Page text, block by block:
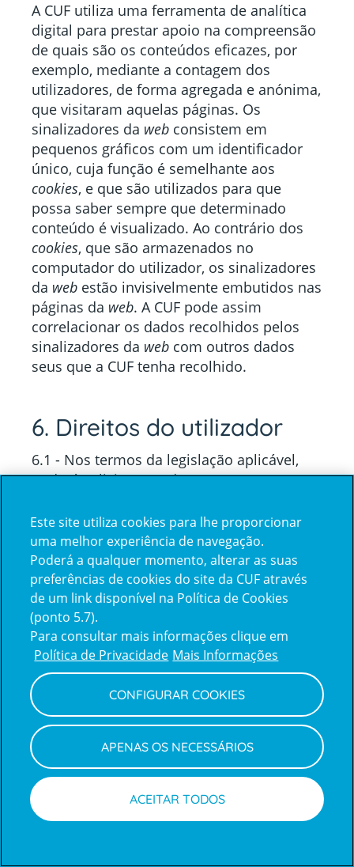
A CUF utiliza uma ferramenta de analítica
digital para prestar apoio na compreensão
de quais são os conteúdos eficazes, por
exemplo, mediante a contagem dos
utilizadores, de forma agregada e anónima,
que visitaram aquelas páginas. Os
sinalizadores da web consistem em
pequenos gráficos com um identificador
único, cuja função é semelhante aos
cookies, e que são utilizados para que
possa saber sempre que determinado
conteúdo é visualizado. Ao contrário dos
cookies, que são armazenados no
computador do utilizador, os sinalizadores
da web estão invisivelmente embutidos nas
páginas da web. A CUF pode assim
correlacionar os dados recolhidos pelos
sinalizadores da web com outros dados
seus que a CUF tenha recolhido.
6. Direitos do utilizador
6.1 - Nos termos da legislação aplicável,
poderá solicitar, a todo o tempo, o acesso
respeito, bem como a sua retificação,
eliminação ou a limitação do seu
tratamento, a portabilidade dos seus
dados, ou opor-se ao seu tratamento.
Poderá exercer estes direitos mediante
pedido escrito dirigido à CUF, para a
morada Avenida do Forte, nº 3, Edifício
Suécia III, Piso 2, 2790-073 Carnaxide, ou
contactando o nosso Encarregado de
Proteção de Dados medianteformulário de
contacto, selecionando o assunto
"Proteção de Dados".
6.2 - Poderá ainda obter a confirmação de
que os dados pessoais que lhe dizem
Este site utiliza cookies para lhe proporcionar
uma melhor experiência de navegação.
Poderá a qualquer momento, alterar as suas
preferências de cookies do site da CUF através
de um link disponível na Política de Cookies
(ponto 5.7).
Para consultar mais informações clique em
Política de Privacidade Mais Informações
CONFIGURAR COOKIES
APENAS OS NECESSÁRIOS
ACEITAR TODOS